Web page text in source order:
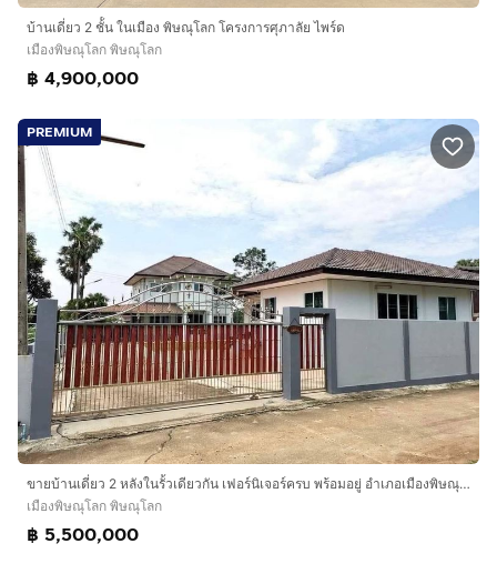
บ้านเดี่ยว 2 ชั้้น ในเมือง พิษณุโลก โครงการศุภาลัย ไพร์ด
เมืองพิษณุโลก พิษณุโลก
฿ 4,900,000
PREMIUM
ขายบ้านเดี่ยว 2 หลังในรั้วเดียวกัน เฟอร์นิเจอร์ครบ พร้อมอยู่ อำเภอเมืองพิษณุโลก จังหวัดพิษณุโลก
เมืองพิษณุโลก พิษณุโลก
฿ 5,500,000